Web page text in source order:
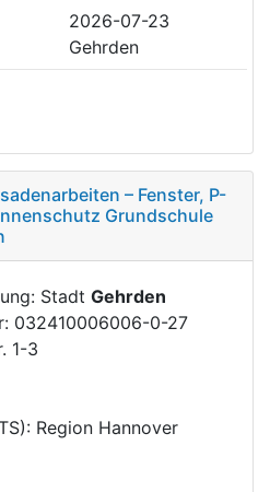
2026-07-23
Gehrden
– Fenster, P-
Grundschule
Stadt Gehrden
032410006006-0-27
1-3
Region Hannover